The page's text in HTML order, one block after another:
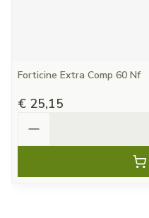
Forticine Extra Comp 60 Nf
€ 25,15